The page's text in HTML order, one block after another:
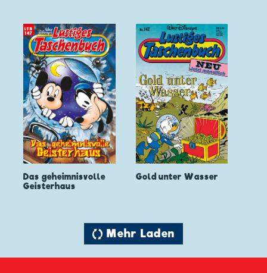
Das geheimnisvolle
Geisterhaus
Gold unter Wasser
🔄 Mehr Laden